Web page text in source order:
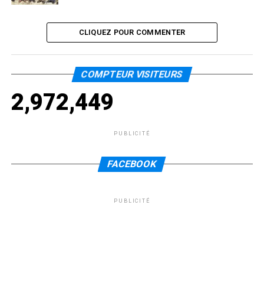
CLIQUEZ POUR COMMENTER
COMPTEUR VISITEURS
2,972,449
PUBLICITÉ
FACEBOOK
PUBLICITÉ